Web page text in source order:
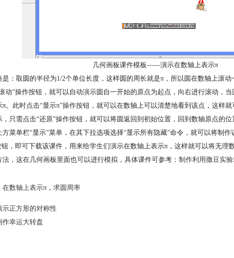
几何画板课件模板——演示在数轴上表示π
：取圆的半径为1/2个单位长度，这样圆的周长就是π，所以圆在数轴上滚
动”操作按钮，就可以自动演示圆自一开始的原点为起点，向右进行滚动，
。此时点击“显示π”操作按钮，就可以在数轴上可以清楚地看到该点，这样就
，只需点击“还原”操作按钮，就可以将圆返回到初始位置，回到数轴原点的
菜单栏“显示”菜单，在其下拉选项选择“显示所有隐藏”命令，就可以将制作
钮，即可下载该课件，用来给学生们演示在数轴上表示π，这样就可以将无理
，这在几何画板里面也可以进行模拟，具体课件可参考： 制作利用撒豆实
在数轴上表示π ， 求圆周率
示正方形的对称性
作幸运大转盘